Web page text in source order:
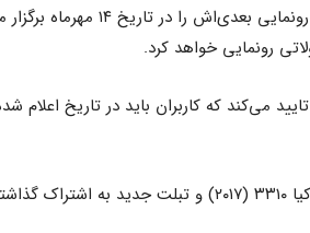
اچ‌ام‌دی گلوبال هفته گذشته اعلام کرد که رویداد
رونمایی خواهد کرد.
می‌کند که کاربران باید در تاریخ اعلام